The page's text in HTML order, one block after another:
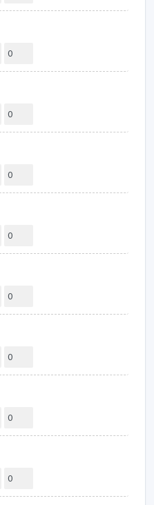
0
0
0
0
0
0
0
0